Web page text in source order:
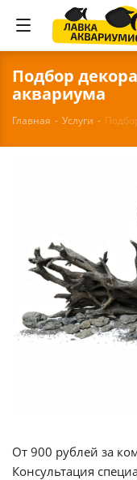
Подбор
аквариума
Главная - Услуги -
От 900 рублей за
Консультация